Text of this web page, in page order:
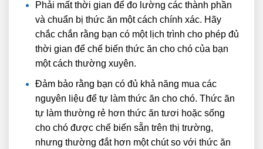
Phải mất thời gian để đo lường các thành phần
và chuẩn bị thức ăn một cách chính xác. Hãy
chắc chắn rằng bạn có một lịch trình cho phép đủ
thời gian để chế biến thức ăn cho chó của bạn
một cách thường xuyên.
Đảm bảo rằng bạn có đủ khả năng mua các
nguyên liệu để tự làm thức ăn cho chó. Thức ăn
tự làm thường rẻ hơn thức ăn tươi hoặc sống
cho chó được chế biến sẵn trên thị trường,
nhưng thường đắt hơn một chút so với thức ăn